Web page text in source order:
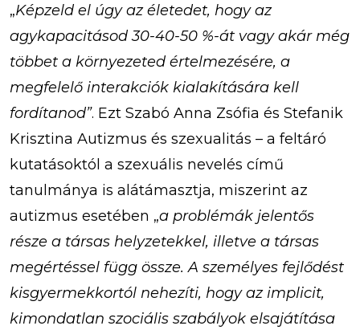
„Képzeld el úgy az életedet, hogy az
agykapacitásod 30-40-50 %-át vagy akár még
többet a környezeted értelmezésére, a
megfelelő interakciók kialakítására kell
fordítanod”. Ezt Szabó Anna Zsófia és Stefanik
Krisztina Autizmus és szexualitás – a feltáró
kutatásoktól a szexuális nevelés című
tanulmánya is alátámasztja, miszerint az
autizmus esetében „a problémák jelentős
része a társas helyzetekkel, illetve a társas
megértéssel függ össze. A személyes fejlődést
kisgyermekkortól nehezíti, hogy az implicit,
kimondatlan szociális szabályok elsajátítása